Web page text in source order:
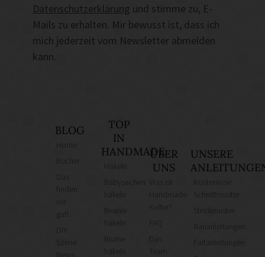
Datenschutzerklärung und stimme zu, E-
Mails zu erhalten. Mir bewusst ist, dass ich
mich jederzeit vom Newsletter abmelden
kann.
BLOG
finden
gut!
TOP
IN
HANDMADE
häkeln
häkeln
ÜBER
UNS
Was ist
Kultur?
Das
Team
UNSERE
Kostenlose
Schnittmuster
Strickmuster
Bauanleitungen
Faltanleitungen